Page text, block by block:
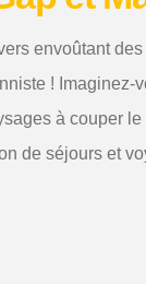
envoûtant
!
à couper
de séjours et